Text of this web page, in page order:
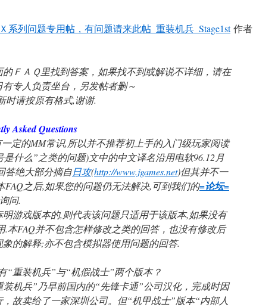
系列问题专用帖，有问题请来此帖_重装机兵_Stage1st作者
ＦＡＱ里找到答案，如果找不到或解说不详细，请在
专人负责坐台，另发帖者删～
时请按原有格式,谢谢.
Asked Questions
定的MM常识,所以并不推荐初上手的入门级玩家阅读
什么”之类的问题)文中的中文译名沿用电软96.12月
答绝大部分摘自日攻(http://www.jgames.net)但其并不一
FAQ之后,如果您的问题仍无法解决,可到我们的=论坛=
问.
游戏版本的,则代表该问题只适用于该版本,如果没有
.本FAQ并不包含怎样修改之类的回答，也没有修改后
的解释;亦不包含模拟器使用问题的回答.
“重装机兵”与“机假战士”两个版本？
机兵”乃早前国内的“先锋卡通”公司汉化，完成时因
故卖给了一家深圳公司。但“机甲战士”版本“内部人